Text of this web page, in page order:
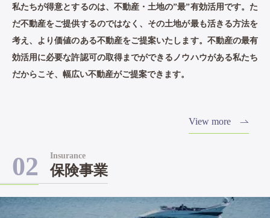
私たちが得意とするのは、不動産・土地の”最”有効活用です。た
だ不動産をご提供するのではなく、その土地が最も活きる方法を
考え、より価値のある不動産をご提案いたします。不動産の最有
効活用に必要な許認可の取得までができるノウハウがある私たち
だからこそ、幅広い不動産がご提案できます。
View more
02 Insurance
保険事業